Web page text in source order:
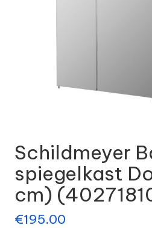
Schildmeyer
spiegelkast
cm)
€195.00